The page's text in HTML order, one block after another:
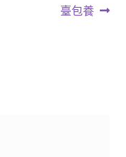
下
臺包養